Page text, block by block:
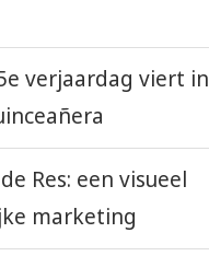
verjaardag viert in
Res: een visueel
marketing